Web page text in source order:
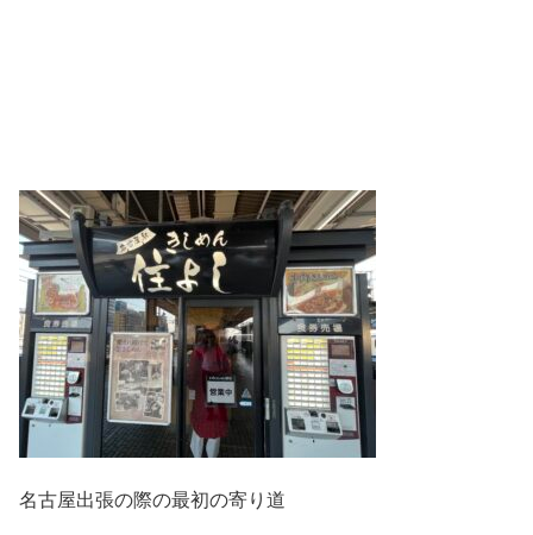
名古屋出張の際の最初の寄り道